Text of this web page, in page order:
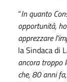
“In quanto
opportunità,
apprezzare
la Sindaca di
ancora troppo
che, 80 anni